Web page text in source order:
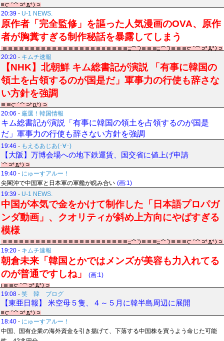
20:39 - U-1 NEWS.
原作者「完全監修」を謳った人気漫画のOVA、原作
者が胸糞すぎる制作秘話を暴露してしまう
20:20 - キムチ速報
【NHK】北朝鮮 キム総書記が演説 「有事に韓国の
領土を占領するのが国是だ」軍事力の行使も辞さな
い方針を強調
20:06 - 厳選！韓国情報
キム総書記が演説「有事に韓国の領土を占領するのが国是
だ」軍事力の行使も辞さない方針を強調
19:46 - もえるあじあ(･∀･)
【大阪】万博会場への地下鉄運賃、国交省に値上げ申請
19:40 - にゅーすアルー！
尖閣沖で中国軍と日本軍の軍艦が睨み合い (画:1)
19:39 - U-1 NEWS.
中国が本気で金をかけて制作した「日本語プロパガ
ンダ動画」、クオリティが斜め上方向にやばすぎる
模様
19:20 - キムチ速報
朝倉未来「韓国とかではメンズが美容も力入れてる
のが普通ですしね」
(画:1)
19:08 - 笑 韓 ブログ
【東亜日報】 米空母５隻、４～５月に韓半島周辺に展開
18:40 - にゅーすアルー！
中国、国有企業の海外資金を引き揚げて、下落する中国株を買うよう命じた可能